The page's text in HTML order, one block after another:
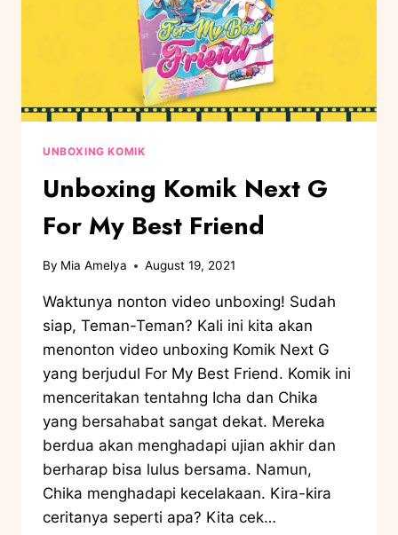
UNBOXING KOMIK
Unboxing Komik Next G
For My Best Friend
By Mia Amelya August 19, 2021
Waktunya nonton video unboxing! Sudah
siap, Teman-Teman? Kali ini kita akan
menonton video unboxing Komik Next G
yang berjudul For My Best Friend. Komik ini
menceritakan tentahng Icha dan Chika
yang bersahabat sangat dekat. Mereka
berdua akan menghadapi ujian akhir dan
berharap bisa lulus bersama. Namun,
Chika menghadapi kecelakaan. Kira-kira
ceritanya seperti apa? Kita cek…